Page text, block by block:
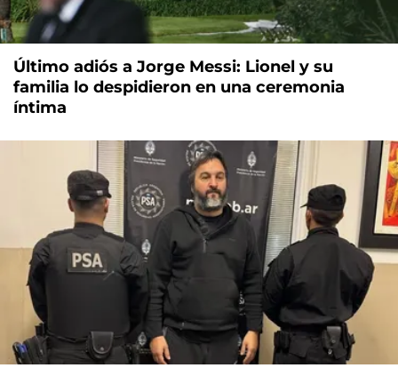
Último adiós a Jorge Messi: Lionel y su
familia lo despidieron en una ceremonia
íntima